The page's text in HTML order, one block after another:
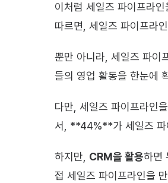
이처럼 세일즈 파이프라
따르면, 세일즈 파이프라
뿐만 아니라, 세일즈 파이
들의 영업 활동을 한눈에
다만, 세일즈 파이프라인을
서, **44%**가 세일즈 파
하지만, CRM을 활용하면
접 세일즈 파이프라인을